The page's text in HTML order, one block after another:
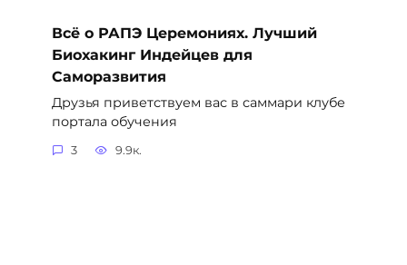
Всё о РАПЭ Церемониях. Лучший
Биохакинг Индейцев для
Саморазвития
Друзья приветствуем вас в саммари клубе
портала обучения
3 9.9к.